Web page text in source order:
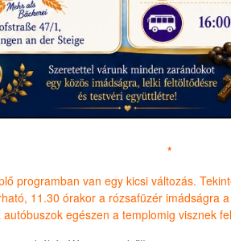
*
programban van egy kicsi változás.
11.30 órakor a rózsafüzér imádságra
egészen a templomig visznek